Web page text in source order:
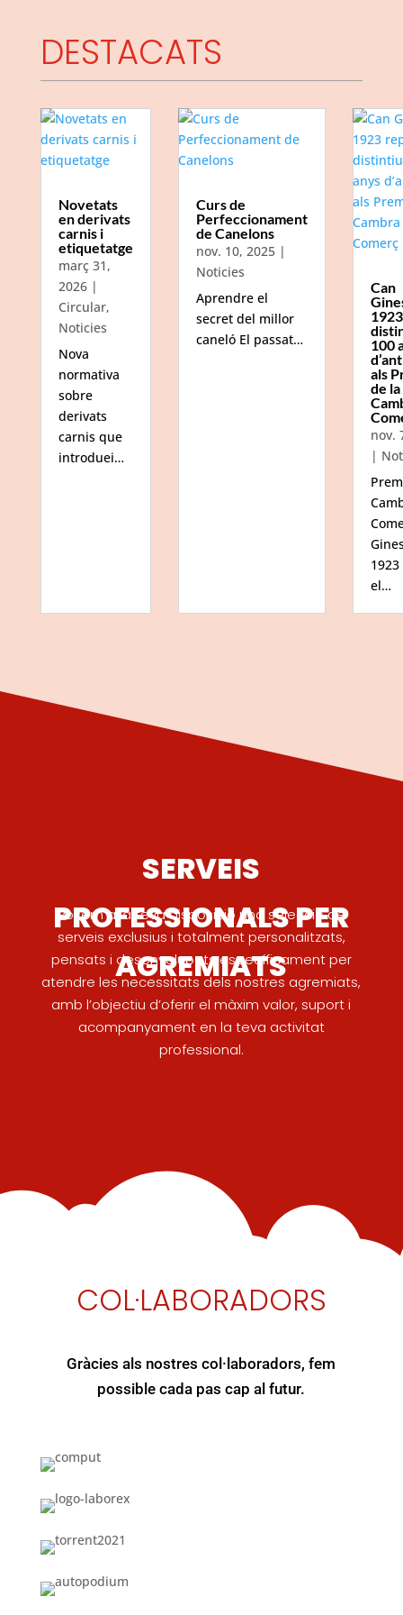
DESTACATS
Novetats
en derivats
carnis i
etiquetatge
març 31,
2026|
Circular,
Noticies
Nova
normativa
sobre
derivats
carnis que
introduei…
Curs de
Perfeccionament
de Canelons
nov. 10, 2025|
Noticies
Aprendre el
secret del millor
caneló El passat…
Can
100
als
de la
nov.
|
el…
SERVEIS
PROFESSIONALS PER
AGREMIATS
Posem a la teva disposició una selecció de
serveis exclusius i totalment personalitzats,
pensats i desenvolupats específicament per
atendre les necessitats dels nostres agremiats,
amb l’objectiu d’oferir el màxim valor, suport i
acompanyament en la teva activitat
professional.
COL·LABORADORS
Gràcies als nostres col·laboradors, fem
possible cada pas cap al futur.